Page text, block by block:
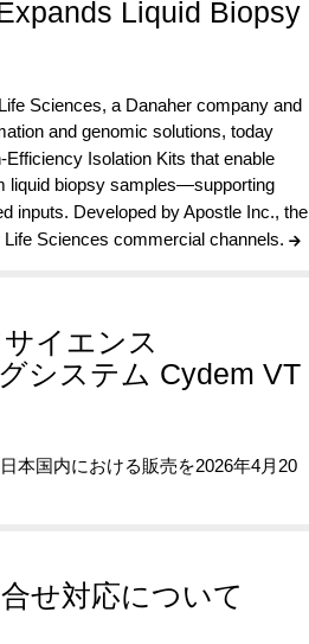
Liquid Biopsy
Sciences, a Danaher company and
and genomic solutions, today
Isolation Kits that enable
liquid biopsy samples—supporting
inputs. Developed by Apostle Inc., the
Sciences commercial channels.
イエンス
システム Cydem VT
本国内における販売を2026年4月20
せ対応について